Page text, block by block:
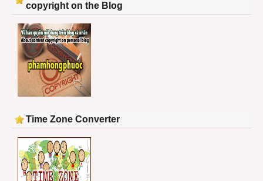
copyright on the Blog
Time Zone Converter